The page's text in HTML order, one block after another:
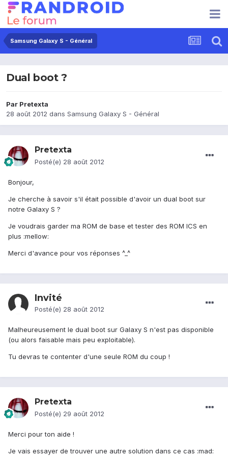
Samsung Galaxy S - Général
Dual boot ?
Par Pretexta
28 août 2012 dans Samsung Galaxy S - Général
Pretexta
Posté(e) 28 août 2012
Bonjour,
Je cherche à savoir s'il était possible d'avoir un dual boot sur
notre Galaxy S ?
Je voudrais garder ma ROM de base et tester des ROM ICS en
plus :mellow:
Merci d'avance pour vos réponses ^_^
Invité
Posté(e) 28 août 2012
Malheureusement le dual boot sur Galaxy S n'est pas disponible
(ou alors faisable mais peu exploitable).
Tu devras te contenter d'une seule ROM du coup !
Pretexta
Posté(e) 29 août 2012
Merci pour ton aide !
Je vais essayer de trouver une autre solution dans ce cas :mad: